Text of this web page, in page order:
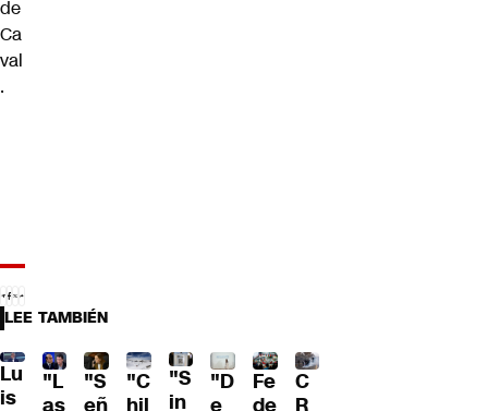
de
Ca
val
.
LEE TAMBIÉN
Lu
is
"L
as
"S
eñ
"C
hil
"S
in
"D
e
Fe
de
C
R